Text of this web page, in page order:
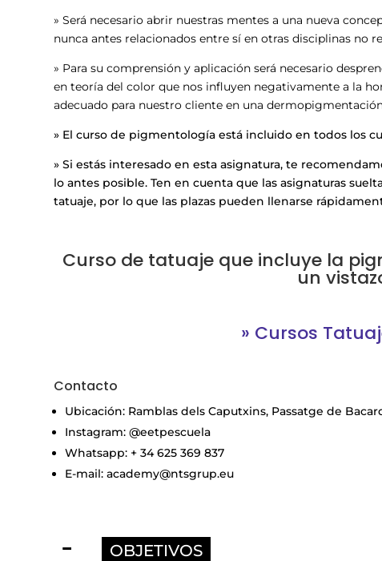
» Será necesario abrir nuestras mentes a una nueva
nunca antes relacionados entre sí en otras disciplinas no
» Para su comprensión y aplicación será necesario
en teoría del color que nos influyen negativamente a la
adecuado para nuestro cliente en una
» El curso de pigmentología está incluido en todos los
» Si estás interesado en esta asignatura, te
lo antes posible. Ten en cuenta que las asignaturas
tatuaje, por lo que las plazas pueden llenarse
Curso de tatuaje que incluye la
un
» Cursos
Contacto
Ubicación: Ramblas dels Caputxins, Passatge de
Instagram: @eetpescuela
Whatsapp: + 34 625 369 837
E-mail: academy@ntsgrup.eu
OBJETIVOS